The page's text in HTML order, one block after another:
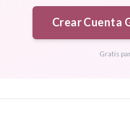
Crear Cuenta
Gratis